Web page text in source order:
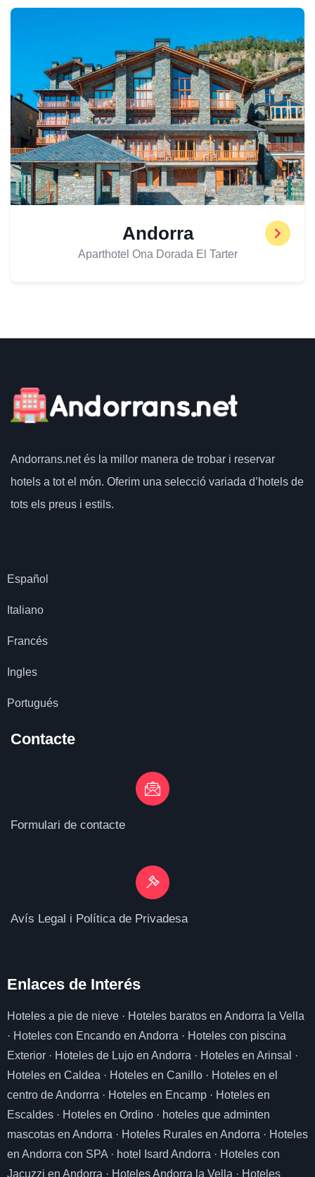
Andorra
Aparthotel Ona Dorada El Tarter
Andorrans.netés la millor manera de trobar i reservar
hotels a tot el món. Oferim una selecció variada d’hotels de
tots els preus i estils.
Español
Italiano
Francés
Ingles
Portugués
Contacte
Formulari de contacte
Avís Legal i Política de Privadesa
Enlaces de Interés
Hoteles a pie de nieve · Hoteles baratos en Andorra la Vella
· Hoteles con Encando en Andorra · Hoteles con piscina
Exterior · Hoteles de Lujo en Andorra · Hoteles en Arinsal ·
Hoteles en Caldea · Hoteles en Canillo · Hoteles en el
centro de Andorrra · Hoteles en Encamp · Hoteles en
Escaldes · Hoteles en Ordino · hoteles que adminten
mascotas en Andorra · Hoteles Rurales en Andorra · Hoteles
en Andorra con SPA· hotel Isard Andorra · Hoteles con
Jacuzzi en Andorra · Hoteles Andorra la Vella · Hoteles